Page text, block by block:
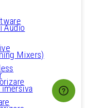
Audio
Mixers)